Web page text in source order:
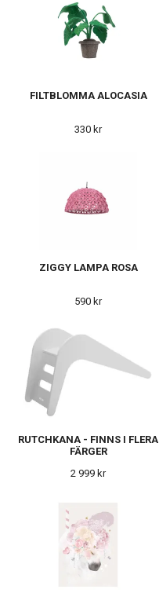
FILTBLOMMA ALOCASIA
330 kr
ZIGGY LAMPA ROSA
590 kr
RUTCHKANA - FINNS I FLERA
FÄRGER
2 999 kr